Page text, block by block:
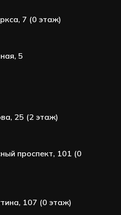
7 (0 этаж)
5
25 (2 этаж)
проспект, 101 (0
107 (0 этаж)